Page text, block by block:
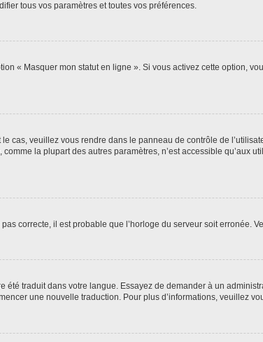
tous vos paramètres et toutes vos préférences.
« Masquer mon statut en ligne ». Si vous activez cette option,
cas, veuillez vous rendre dans le panneau de contrôle de
la plupart des autres paramètres, n’est accessible qu’aux
correcte, il est probable que l’horloge du serveur soit
traduit dans votre langue. Essayez de demander à un
une nouvelle traduction. Pour plus d’informations, veuillez